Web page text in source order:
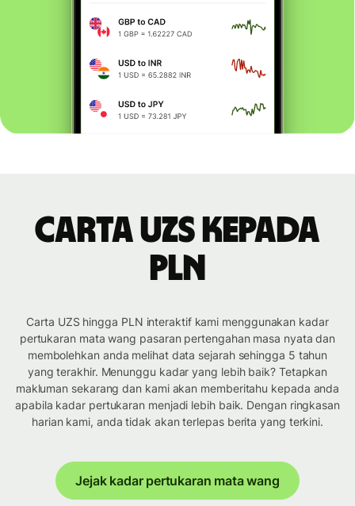
Carta UZS kepada
PLN
Carta UZS hingga PLN interaktif kami menggunakan kadar
pertukaran mata wang pasaran pertengahan masa nyata dan
membolehkan anda melihat data sejarah sehingga 5 tahun
yang terakhir. Menunggu kadar yang lebih baik? Tetapkan
makluman sekarang dan kami akan memberitahu kepada anda
apabila kadar pertukaran menjadi lebih baik. Dengan ringkasan
harian kami, anda tidak akan terlepas berita yang terkini.
Jejak kadar pertukaran mata wang